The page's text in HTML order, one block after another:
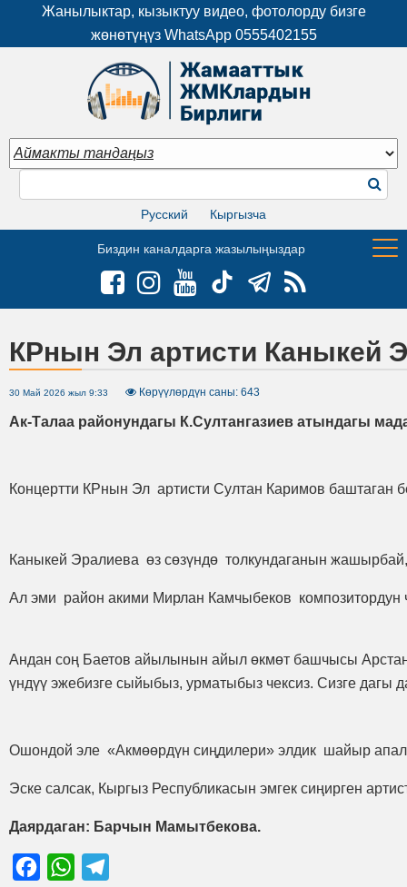
Жанылыктар, кызыктуу видео, фотолорду бизге
жөнөтүңүз WhatsApp 0555402155
Русский Кыргызча
Биздин каналдарга жазылыңыздар
КРнын Эл артисти Каныкей
30 Май 2026 жыл 9:33 Көрүүлөрдүн саны: 643
Ак-Талаа районундагы К.Султангазиев атындагы
Концертти КРнын Эл артисти Султан Каримов баштаган
Каныкей Эралиева өз сөзүндө толкундаганын
Ал эми район акими Мирлан Камчыбеков композитордун
Андан соң Баетов айылынын айыл өкмөт башчысы
үндүү эжебизге сыйыбыз, урматыбыз чексиз. Сизге дагы
Ошондой эле «Акмөөрдүн сиңдилери» элдик шайыр
Эске салсак, Кыргыз Республикасын эмгек сиңирген
Даярдаган: Барчын Мамытбекова.
FacebookWhatsApp